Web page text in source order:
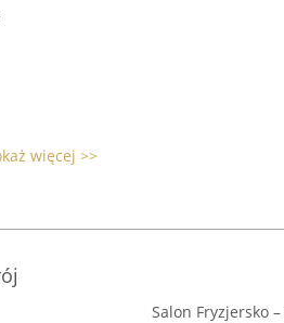
więcej >>
Salon Fryzjersko